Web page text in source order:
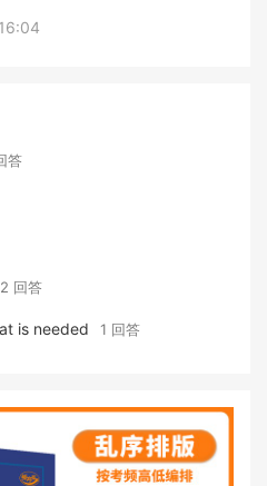
答
2 回答
is needed 1 回答